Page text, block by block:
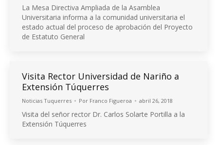
La Mesa Directiva Ampliada de la Asamblea
Universitaria informa a la comunidad universitaria el
estado actual del proceso de aprobación del Proyecto
de Estatuto General
Visita Rector Universidad de Nariño a
Extensión Túquerres
Noticias Tuquerres Por Franco Figueroa abril 26, 2018
Visita del señor rector Dr. Carlos Solarte Portilla a la
Extensión Túquerres